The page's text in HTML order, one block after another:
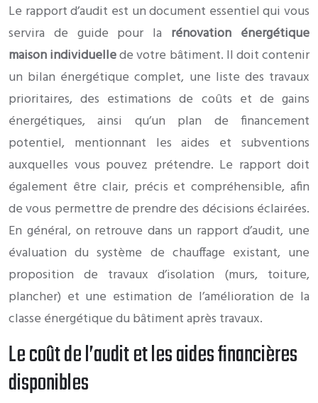
Le rapport d’audit est un document essentiel qui vous
servira de guide pour la rénovation énergétique
maison individuellede votre bâtiment. Il doit contenir
un bilan énergétique complet, une liste des travaux
prioritaires, des estimations de coûts et de gains
énergétiques, ainsi qu’un plan de financement
potentiel, mentionnant les aides et subventions
auxquelles vous pouvez prétendre. Le rapport doit
également être clair, précis et compréhensible, afin
de vous permettre de prendre des décisions éclairées.
En général, on retrouve dans un rapport d’audit, une
évaluation du système de chauffage existant, une
proposition de travaux d’isolation (murs, toiture,
plancher) et une estimation de l’amélioration de la
classe énergétique du bâtiment après travaux.
Le coût de l’audit et les aides financières
disponibles